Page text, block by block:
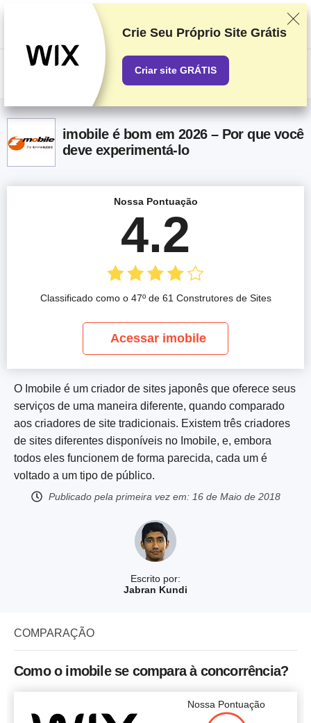
Classificamos os fornecedores com base em testes e pesquisas
rigorosos, mas também levamos em consideração seu feedback e
nossos acordos comerciais com provedores. Esta página contém links
Divulgação de Publicidade
imobile é bom em 2026 – Por que você
deve experimentá-lo
Escrito por:
Jabran Kundi
O Imobile é um criador de sites japonês que oferece seus
serviços de uma maneira diferente, quando comparado
aos criadores de site tradicionais. Existem três criadores
de sites diferentes disponíveis no Imobile, e, embora
todos eles funcionem de forma parecida, cada um é
voltado a um tipo de público.
Publicado pela primeira vez em: 16 de Maio de 2018
Nossa Pontuação
4.2
Classificado como o 47º de 61 Construtores de Sites
Acessar imobile
COMPARAÇÃO
Como o imobile se compara à concorrência?
Nossa Pontuação
Crie Seu Próprio Site Grátis
Criar site GRÁTIS